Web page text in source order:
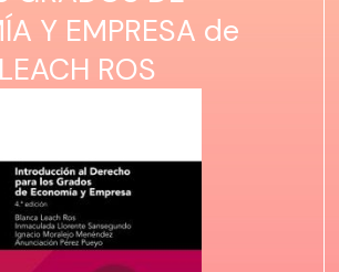
Y EMPRESA de
ROS